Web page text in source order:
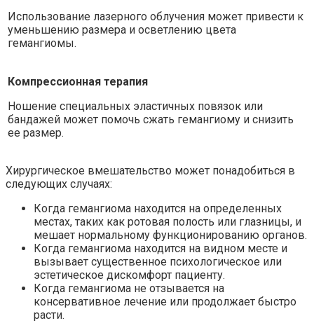
Использование лазерного облучения может привести к
уменьшению размера и осветлению цвета
гемангиомы.
Компрессионная терапия
Ношение специальных эластичных повязок или
бандажей может помочь сжать гемангиому и снизить
ее размер.
Хирургическое вмешательство может понадобиться в
следующих случаях:
Когда гемангиома находится на определенных
местах, таких как ротовая полость или глазницы, и
мешает нормальному функционированию органов.
Когда гемангиома находится на видном месте и
вызывает существенное психологическое или
эстетическое дискомфорт пациенту.
Когда гемангиома не отзывается на
консервативное лечение или продолжает быстро
расти.